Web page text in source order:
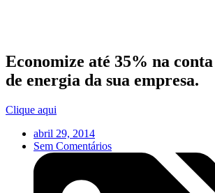
Economize até 35% na conta
de energia da sua empresa.
Clique aqui
abril 29, 2014
Sem Comentários